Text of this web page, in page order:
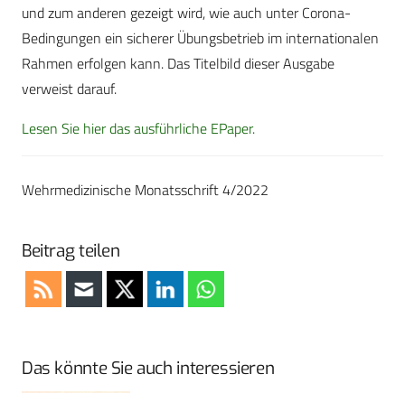
und zum anderen gezeigt wird, wie auch unter Corona-
Bedingungen ein sicherer Übungsbetrieb im internationalen
Rahmen erfolgen kann. Das Titelbild dieser Ausgabe
verweist darauf.
Lesen Sie hier das ausführliche EPaper.
Wehrmedizinische Monatsschrift 4/2022
Beitrag teilen
Das könnte Sie auch interessieren